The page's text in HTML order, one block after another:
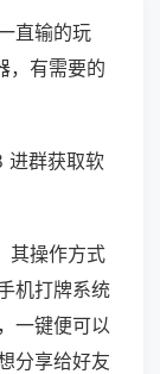
直输的玩
，有需要的
进群获取软
其操作方式
机打牌系统
一键便可以
分享给好友